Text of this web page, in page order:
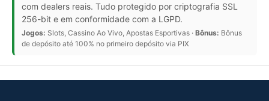
com dealers reais. Tudo protegido por criptografia SSL
256-bit e em conformidade com a LGPD.
Jogos: Slots, Cassino Ao Vivo, Apostas Esportivas · Bônus: Bônus
de depósito até 100% no primeiro depósito via PIX